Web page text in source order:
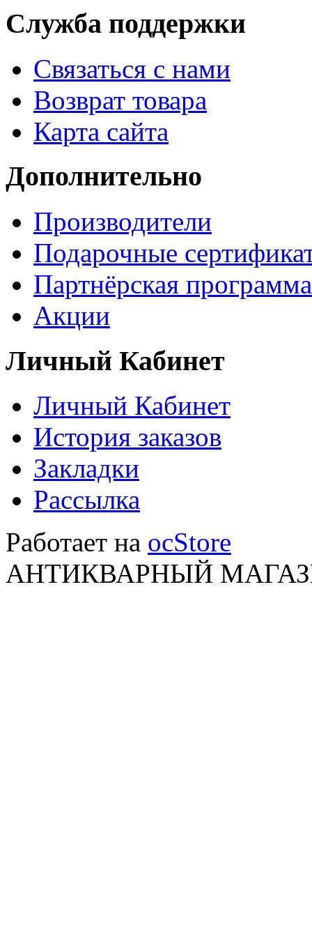
Служба поддержки
Связаться с нами
Возврат товара
Карта сайта
Дополнительно
Производители
Подарочные
Партнёрская программа
Акции
Личный Кабинет
Личный Кабинет
История заказов
Закладки
Рассылка
Работает на ocStore
АНТИКВАРНЫЙ